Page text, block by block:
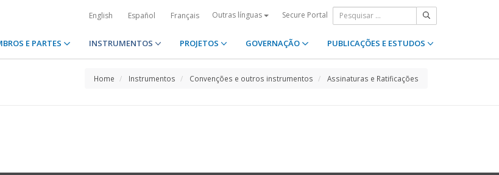
English Español Français Outras línguas Secure Portal
E PARTES INSTRUMENTOS PROJETOS GOVERNAÇÃO PUBLICAÇÕES E ESTUDOS
Home Instrumentos Convenções e outros instrumentos Assinaturas e Ratificações